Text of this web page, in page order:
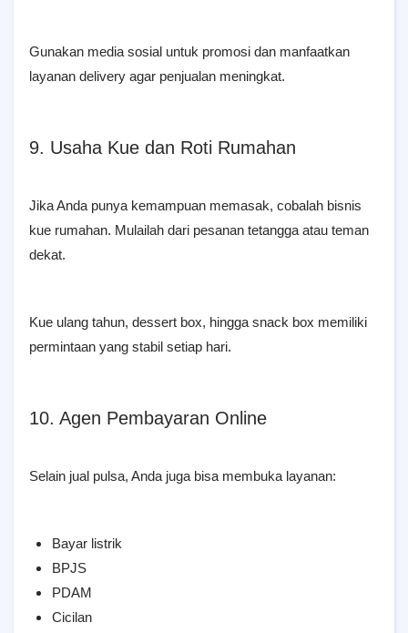
Gunakan media sosial untuk promosi dan manfaatkan
layanan delivery agar penjualan meningkat.
9. Usaha Kue dan Roti Rumahan
Jika Anda punya kemampuan memasak, cobalah bisnis
kue rumahan. Mulailah dari pesanan tetangga atau teman
dekat.
Kue ulang tahun, dessert box, hingga snack box memiliki
permintaan yang stabil setiap hari.
10. Agen Pembayaran Online
Selain jual pulsa, Anda juga bisa membuka layanan:
Bayar listrik
BPJS
PDAM
Cicilan